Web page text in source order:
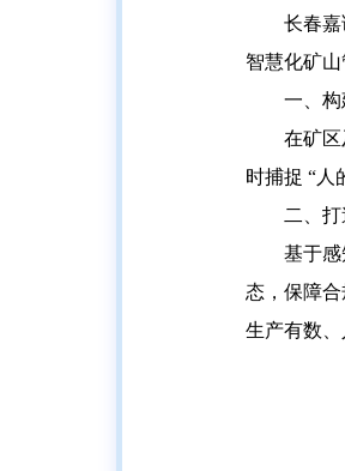
长春
智慧化矿
一、
在矿
时捕捉 “人
二、
基于
态，保障
生产有数、